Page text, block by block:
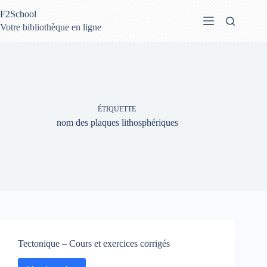
au
contenu
F2School
Votre bibliothèque en ligne
ÉTIQUETTE
nom des plaques lithosphériques
Tectonique – Cours et exercices corrigés